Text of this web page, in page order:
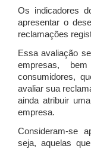
Os indicadores
apresentar o
reclamações
Essa avaliação
empresas,
consumidores,
avaliar sua
ainda atribuir
empresa.
Consideram-se
seja, aquelas